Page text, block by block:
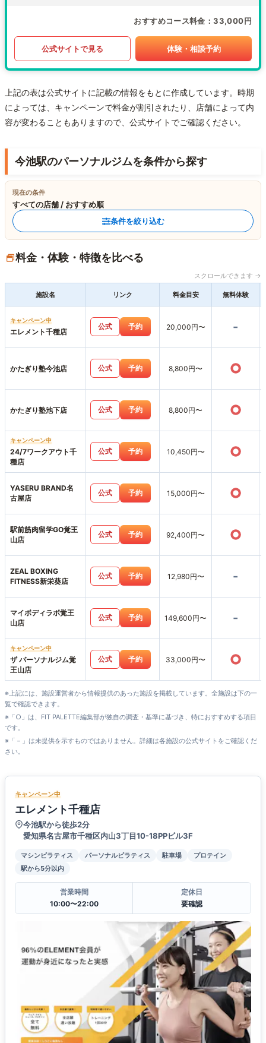
おすすめコース料金 33,000円
公式サイトで見る 体験・相談予約
上記の表は公式サイトに記載の情報をもとに作成しています。時期
によっては、キャンペーンで料金が割引されたり、店舗によって内
容が変わることもありますので、公式サイトでご確認ください。
今池駅のパーソナルジムを条件から探す
現在の条件
すべての店舗 / おすすめ順
条件を絞り込む
料金・体験・特徴を比べる
スクロールできます →
施設名 リンク 料金目安 無料体験
キャンペーン中
エレメント千種店
公式 予約 20,000円〜 -
かたぎり塾今池店 公式 予約 8,800円〜 ○
かたぎり塾池下店 公式 予約 8,800円〜 ○
キャンペーン中
24/7ワークアウト千
種店
公式 予約 10,450円〜 ○
YASERU BRAND名
古屋店
公式 予約 15,000円〜 ○
駅前筋肉留学GO覚王
山店
公式 予約 92,400円〜 ○
ZEAL BOXING
FITNESS新栄葵店
公式 予約 12,980円〜 -
マイボディラボ覚王
山店
公式 予約 149,600円〜 -
キャンペーン中
ザ パーソナルジム覚
王山店
公式 予約 33,000円〜 ○
※上記には、施設運営者から情報提供のあった施設を掲載しています。全施設は下の一
覧で確認できます。
※「○」は、FIT PALETTE編集部が独自の調査・基準に基づき、特におすすめする項目
です。
※「－」は未提供を示すものではありません。詳細は各施設の公式サイトをご確認くだ
さい。
キャンペーン中
エレメント千種店
今池駅から徒歩2分
愛知県名古屋市千種区内山3丁目10-18PPビル3F
マシンピラティス パーソナルピラティス 駐車場
プロテイン
駅から5分以内
営業時間
10:00〜22:00
定休日
要確認